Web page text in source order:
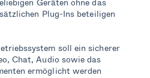
Plug-Ins beteiligen
soll ein sicherer
Chat, Audio sowie das
ermöglicht werden